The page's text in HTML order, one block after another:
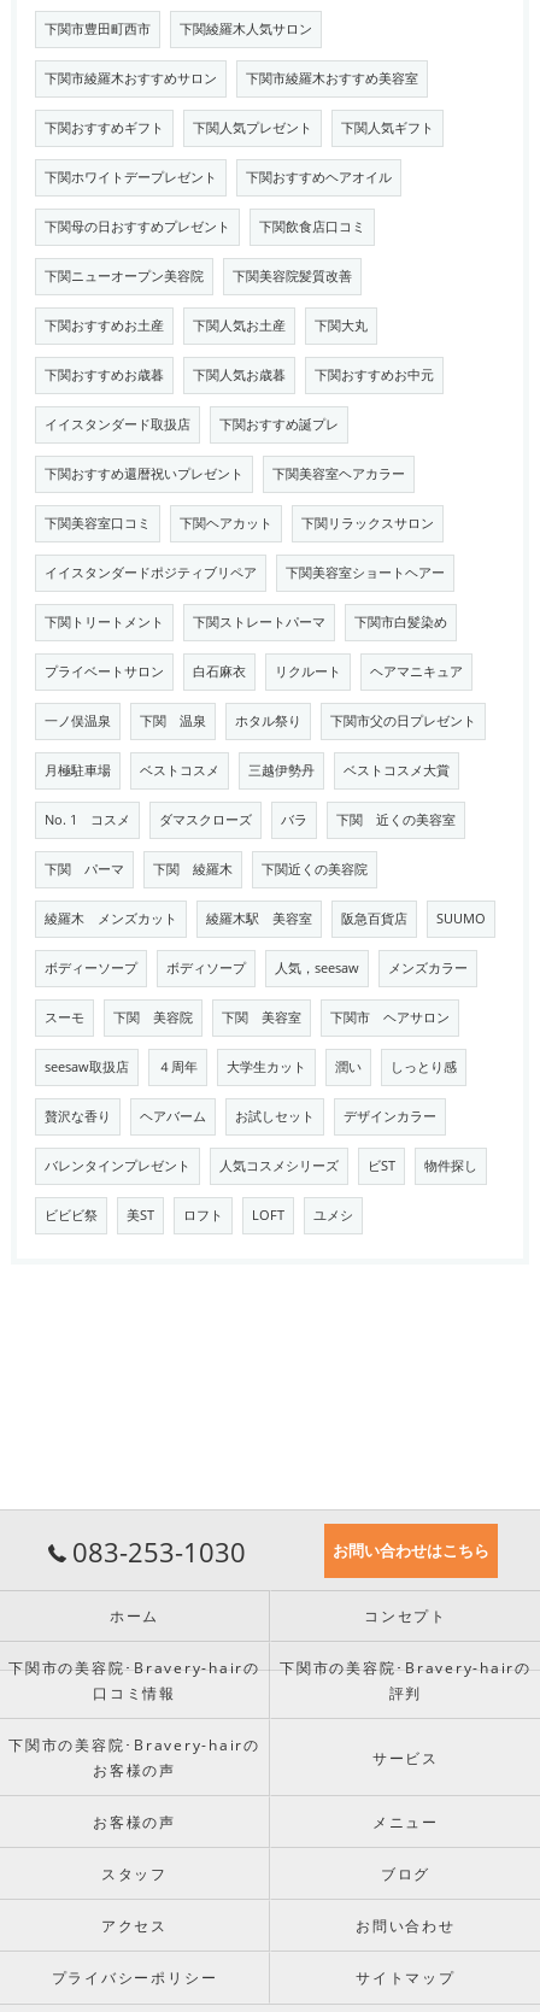
下関市豊田町西市 下関綾羅木人気サロン
下関市綾羅木おすすめサロン 下関市綾羅木おすすめ美容室
下関おすすめギフト 下関人気プレゼント 下関人気ギフト
下関ホワイトデープレゼント 下関おすすめヘアオイル
下関母の日おすすめプレゼント 下関飲食店口コミ
下関ニューオープン美容院 下関美容院髪質改善
下関おすすめお土産 下関人気お土産 下関大丸
下関おすすめお歳暮 下関人気お歳暮 下関おすすめお中元
イイスタンダード取扱店 下関おすすめ誕プレ
下関おすすめ還暦祝いプレゼント 下関美容室ヘアカラー
下関美容室口コミ 下関ヘアカット 下関リラックスサロン
イイスタンダードポジティブリペア 下関美容室ショートヘアー
下関トリートメント 下関ストレートパーマ 下関市白髪染め
プライベートサロン 白石麻衣 リクルート ヘアマニキュア
一ノ俣温泉 下関 温泉 ホタル祭り 下関市父の日プレゼント
月極駐車場 ベストコスメ 三越伊勢丹 ベストコスメ大賞
No. 1 コスメ ダマスクローズ バラ 下関 近くの美容室
下関 パーマ 下関 綾羅木 下関近くの美容院
綾羅木 メンズカット 綾羅木駅 美容室 阪急百貨店 SUUMO
ボディーソープ ボディソープ 人気，seesaw メンズカラー
スーモ 下関 美容院 下関 美容室 下関市 ヘアサロン
seesaw取扱店 ４周年 大学生カット 潤い しっとり感
贅沢な香り ヘアバーム お試しセット デザインカラー
バレンタインプレゼント 人気コスメシリーズ ビST 物件探し
ビビビ祭 美ST ロフト LOFT ユメシ
083-253-1030 お問い合わせはこちら
ホーム コンセプト
下関市の美容院･Bravery-hairの
口コミ情報
下関市の美容院･Bravery-hairの
評判
下関市の美容院･Bravery-hairの
お客様の声
サービス
お客様の声 メニュー
スタッフ ブログ
アクセス お問い合わせ
プライバシーポリシー サイトマップ